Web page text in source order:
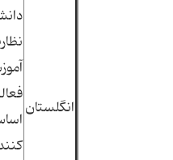
انگلستان